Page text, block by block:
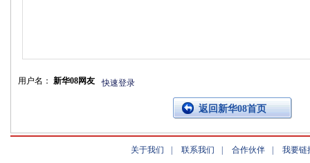
用户名： 新华08网友 快速登录
返回新华08首页
关于我们 联系我们 合作伙伴 我要链